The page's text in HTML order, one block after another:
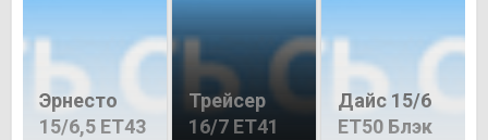
Эрнесто
15/6,5 ET43
Трейсер
16/7 ET41
Дайс 15/6
ET50 Блэк